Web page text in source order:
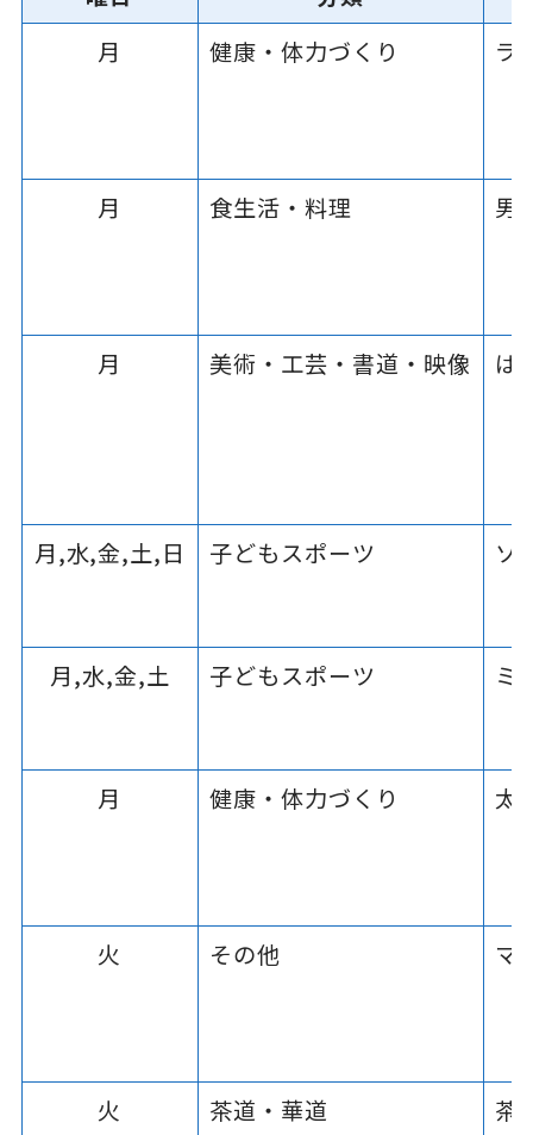
月
健康・体力づくり ラ
月 食生活・料理 男
月 美術・工芸・書道・映像 は
月,水,金,土,日 子どもスポーツ ソ
月,水,金,土 子どもスポーツ ミ
月 健康・体力づくり 太
火 その他 マ
火 茶道・華道 茶